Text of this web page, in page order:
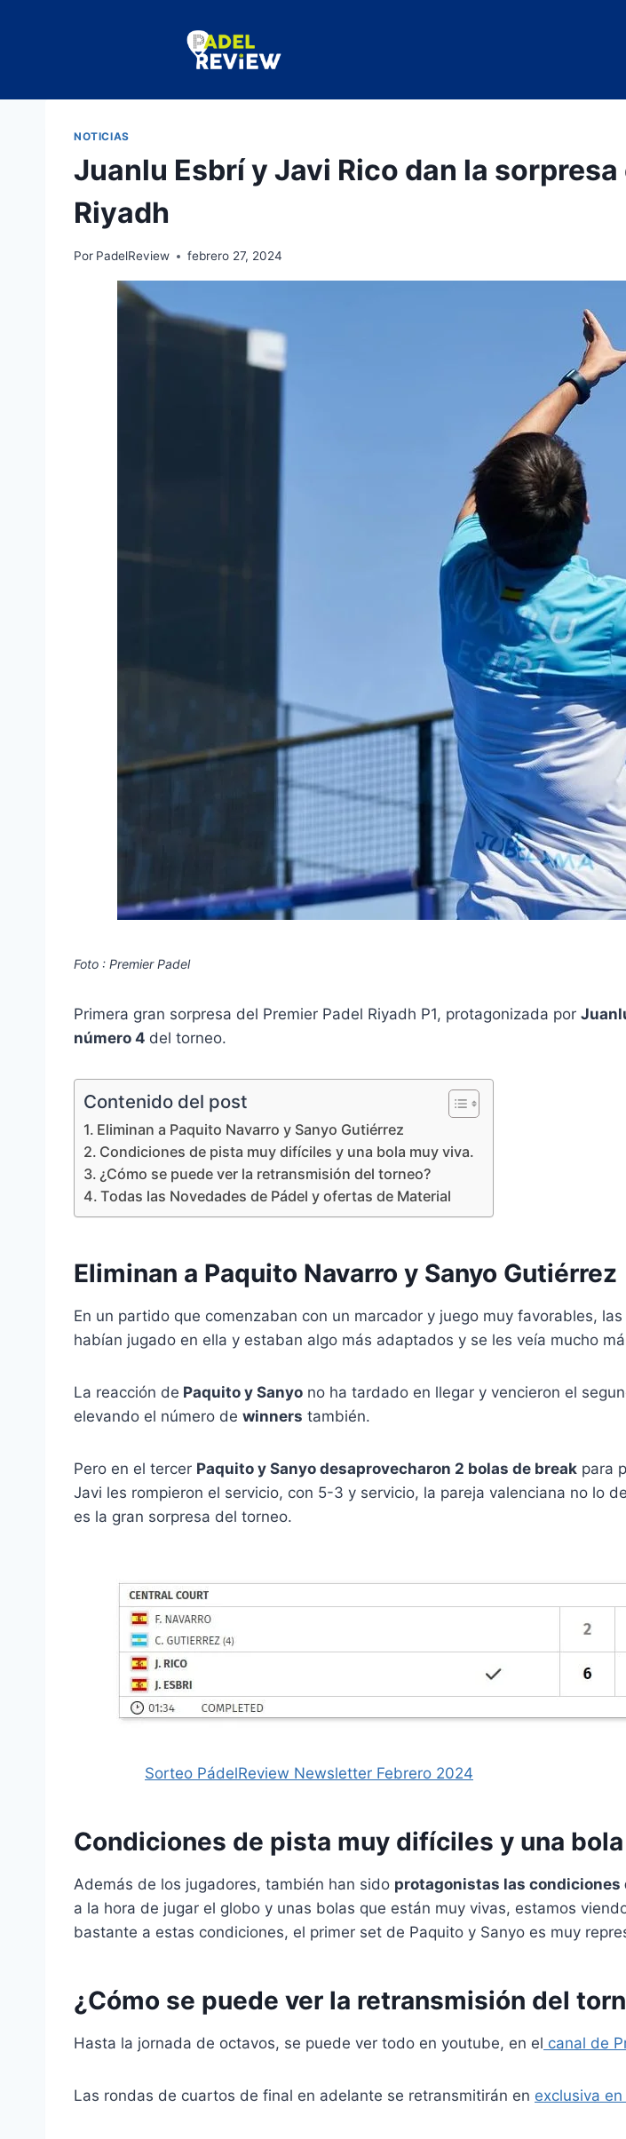
NOTICIAS
Juanlu Esbrí y Javi Rico dan la
Riyadh
Por PadelReview febrero 27, 2024
Foto : Premier Padel
Primera gran sorpresa del Premier Padel Riyadh P1, protagonizada por
número 4 del torneo.
Contenido del post
Eliminan a Paquito Navarro y Sanyo Gutiérrez
Condiciones de pista muy difíciles y una bola muy viva.
¿Cómo se puede ver la retransmisión del torneo?
Todas las Novedades de Pádel y ofertas de Material
Eliminan a Paquito Navarro y Sanyo Gutiérrez
En un partido que comenzaban con un marcador y juego muy favorables, las
habían jugado en ella y estaban algo más adaptados y se les veía mucho
La reacción de Paquito y Sanyo no ha tardado en llegar y vencieron el
elevando el número de winners también.
Pero en el tercer Paquito y Sanyo desaprovecharon 2 bolas de break para
Javi les rompieron el servicio, con 5-3 y servicio, la pareja valenciana no lo
es la gran sorpresa del torneo.
Sorteo PádelReview Newsletter Febrero 2024
Condiciones de pista muy difíciles y una
Además de los jugadores, también han sido protagonistas las condiciones
a la hora de jugar el globo y unas bolas que están muy vivas, estamos
bastante a estas condiciones, el primer set de Paquito y Sanyo es muy
¿Cómo se puede ver la retransmisión del
Hasta la jornada de octavos, se puede ver todo en youtube, en el canal de
Las rondas de cuartos de final en adelante se retransmitirán en exclusiva